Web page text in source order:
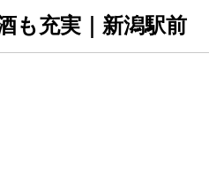
も充実｜新潟駅前